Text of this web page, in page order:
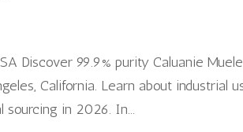
Discover 99.9% purity Caluanie
California. Learn about industrial
sourcing in 2026. In...